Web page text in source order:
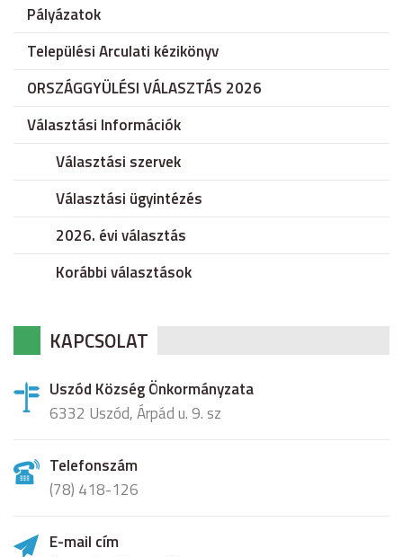
Pályázatok
Települési Arculati kézikönyv
ORSZÁGGYÜLÉSI VÁLASZTÁS 2026
Választási Információk
Választási szervek
Választási ügyintézés
2026. évi választás
Korábbi választások
KAPCSOLAT
Uszód Község Önkormányzata
6332 Uszód, Árpád u. 9. sz
Telefonszám
(78) 418-126
E-mail cím